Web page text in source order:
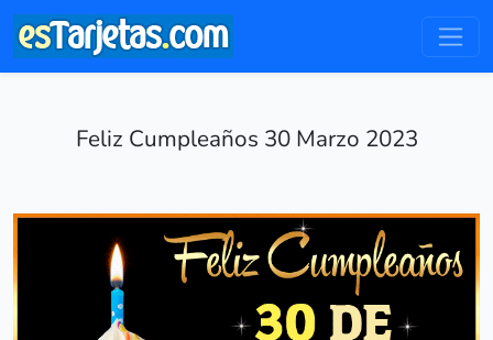
Feliz Cumpleaños 30 Marzo 2023